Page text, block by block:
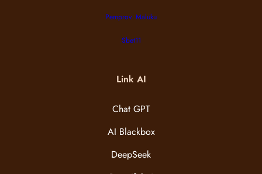
Pemprov. Maluku
Sbet11
Link AI
Chat GPT
AI Blackbox
DeepSeek